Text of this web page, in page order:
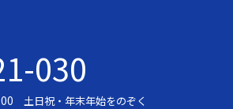
030
土日祝・年末年始をのぞく